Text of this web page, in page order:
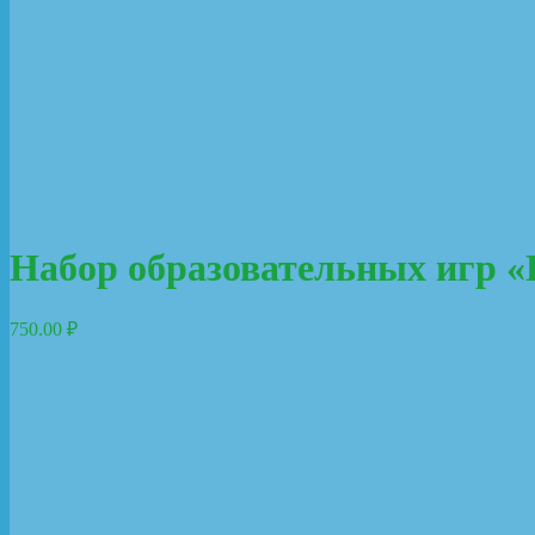
Набор образовательных игр
750.00 ₽